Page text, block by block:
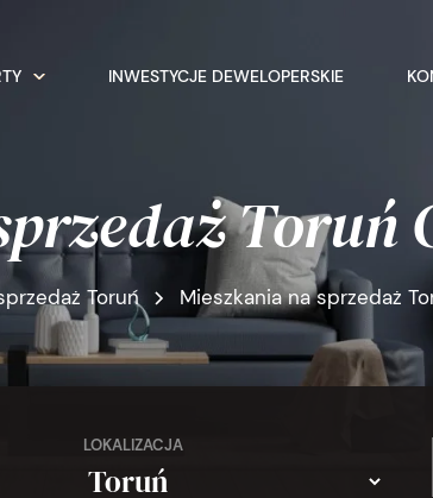
INWESTYCJE DEWELOPERSKIE
Toruń
Toruń Mieszkania na sprzedaż
LOKALIZACJA